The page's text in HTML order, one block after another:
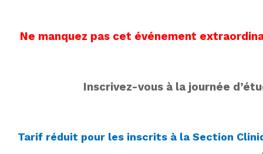
Ne manquez pas cet événement
Inscrivez-vous à la journée
Tarif réduit pour les inscrits à la Section